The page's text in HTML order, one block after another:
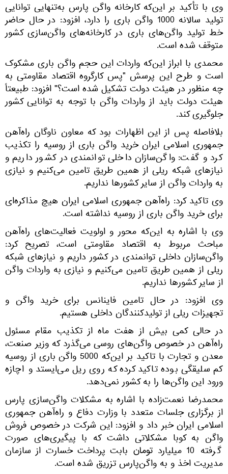
وی با تأکید بر این‌که کارخانه واگن پارس به‌تنهایی توانایی
تولید سالانه 1000 واگن باری را دارد، افزود: در حال حاضر
خط تولید واگن‌های باری در کارخانه‌های واگن‌سازی کشور
متوقف شده است.
محمدی با ابراز این‌که واردات این حجم واگن باری مشکوک
است و طرح این پرسش "پس کارگروه اقتصاد مقاومتی به
چه منظور در هیئت دولت تشکیل شده است؟" افزود: طبیعتاً
هیئت دولت باید از واردات واگن‌ با توجه به توانایی کشور
جلوگیری کند.
بلافاصله پس از این اظهارات بود که معاون ناوگان راه‌آهن
جمهوری اسلامی ایران خرید واگن باری از روسیه را تکذیب
کرد و گفت: واگن‌سازان داخلی توانمندی در کشور داریم و
نیازهای شبکه ریلی از همین طریق تامین می‌کنیم و نیازی
به واردات واگن از سایر کشورها نداریم.
وی تاکید کرد: راه‌آهن جمهوری اسلامی ایران هیچ مذاکره‌ای
برای خرید واگن باری از روسیه نداشته است.
وی با اشاره به این‌که محور و اولویت فعالیت‌های راه‌آهن
مباحث مربوط به اقتصاد مقاومتی است، تصریح کرد:
واگن‌سازان داخلی توانمندی در کشور داریم و نیازهای شبکه
ریلی از همین طریق تامین می‌کنیم و نیازی به واردات واگن
از سایر کشورها نداریم.
وی افزود: در حال تامین فاینانس برای خرید واگن و
تجهیزات ریلی از تولیدکنندگان داخلی هستیم.
در حالی کمی بیش از هفت ماه از تکذیب مقام مسئول
راه‌آهن در خصوص واگن‌های روسی می‌گذرد که وزیر صنعت،
معدن و تجارت با تاکید بر این‌که 5000 واگن باری از روسیه
کم سلیقگی بوده تاکید کرده که روی ریل می‌ایستد و اچازه
ورود این واگن‌ها را به کشور نمی‌دهد.
محمدرضا نعمت‌زاده با اشاره به مشکلات واگن‌سازی پارس
از برگزاری جلسات متعدد با وزارت دفاع و راه‌آهن جمهوری
اسلامی ایران خبر داد و افزود:‌ این شرکت در خصوص فروش
واگن به کوبا مشکلاتی داشت که با پیگیری‌های صورت
گرفته 10 میلیارد تومان بابت پرداخت خسارت از سازمان
مدیریت اخذ و به واگن‌پارس تزریق شده است.